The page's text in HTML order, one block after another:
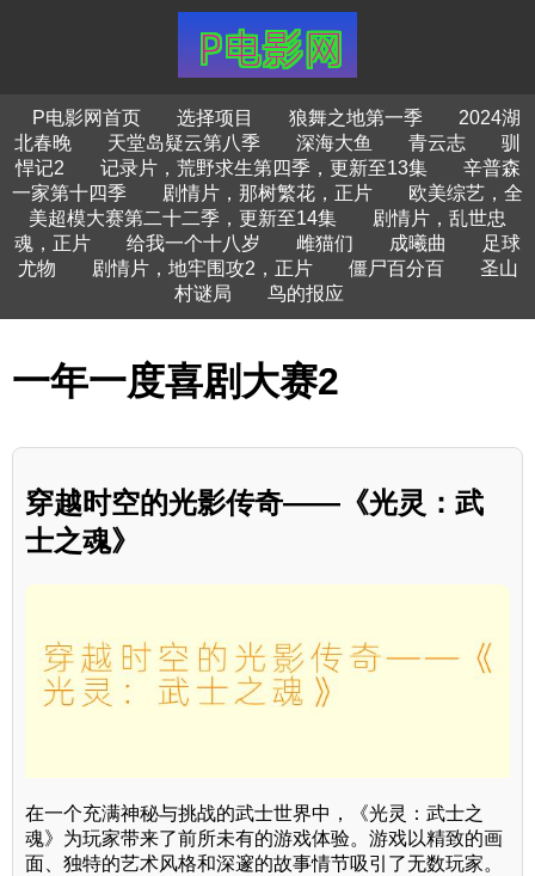
P电影网首页 选择项目 狼舞之地第一季
2024湖
北春晚
天堂岛疑云第八季 深海大鱼 青云志
驯
悍记2
记录片，荒野求生第四季，更新至13集
辛普森
一家第十四季
剧情片，那树繁花，正片
欧美综艺，全
美超模大赛第二十二季，更新至14集
剧情片，乱世忠
魂，正片
给我一个十八岁 雌猫们 成曦曲
足球
尤物
剧情片，地牢围攻2，正片 僵尸百分百
圣山
村谜局
鸟的报应
一年一度喜剧大赛2
穿越时空的光影传奇——《光灵：武
士之魂》
在一个充满神秘与挑战的武士世界中，《光灵：武士之
魂》为玩家带来了前所未有的游戏体验。游戏以精致的画
面、独特的艺术风格和深邃的故事情节吸引了无数玩家。